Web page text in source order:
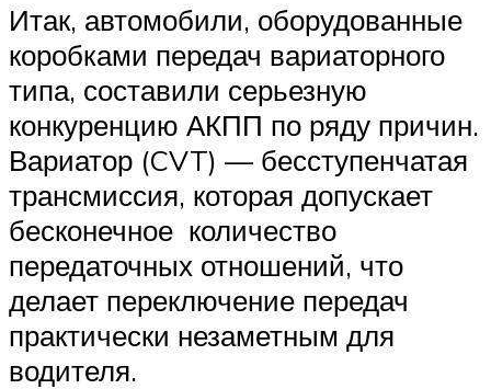
Итак, автомобили, оборудованные
коробками передач вариаторного
типа, составили серьезную
конкуренцию АКПП по ряду причин.
Вариатор (CVT) — бесступенчатая
трансмиссия, которая допускает
бесконечное количество
передаточных отношений, что
делает переключение передач
практически незаметным для
водителя.